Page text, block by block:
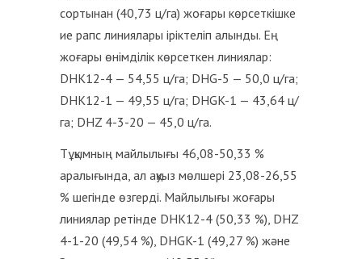
сортынан (40,73 ц/га) жоғары көрсеткішке
ие рапс линиялары іріктеліп алынды. Ең
жоғары өнімділік көрсеткен линиялар:
DHK12-4 — 54,55 ц/га; DHG-5 — 50,0 ц/га;
DHK12-1 — 49,55 ц/га; DHGK-1 — 43,64 ц/
га; DHZ 4-3-20 — 45,0 ц/га.
Тұқымның майлылығы 46,08-50,33 %
аралығында, ал ақуыз мөлшері 23,08-26,55
% шегінде өзгерді. Майлылығы жоғары
линиялар ретінде DHK12-4 (50,33 %), DHZ
4-1-20 (49,54 %), DHGK-1 (49,27 %) және